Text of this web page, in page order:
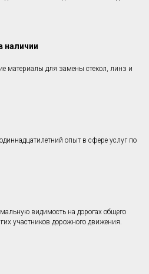
наличии
материалы для замены стекол, линз и
опыт в сфере услуг по
видимость на дорогах общего
участников дорожного движения.